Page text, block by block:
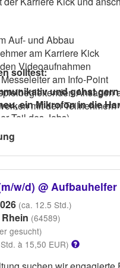
Auf- und Abbau
am Karriere Kick
Videoaufnahmen
am Info-Point
Ansagen
mit den Teilnehmern
solltest:
und gehst
ein Mikrofon in die
Teil des Jobs)
w/d) @ Aufbauhelfer
(ca. 12.5 Std.)
(64589)
gesucht)
à 15,50 EUR)